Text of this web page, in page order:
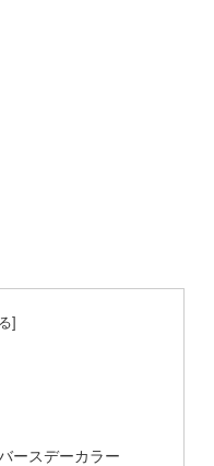
ースデーカラー